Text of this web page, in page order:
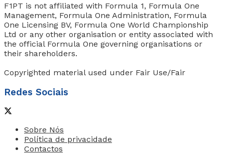
F1PT is not affiliated with Formula 1, Formula One
Management, Formula One Administration, Formula
One Licensing BV, Formula One World Championship
Ltd or any other organisation or entity associated with
the official Formula One governing organisations or
their shareholders.
Copyrighted material used under Fair Use/Fair
Redes Sociais
Sobre Nós
Política de privacidade
Contactos